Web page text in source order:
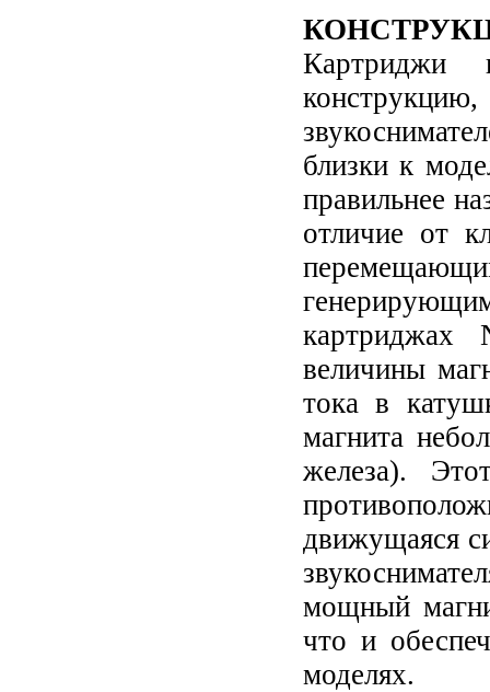
Картриджи
близки к
правильнее
отличие от
картриджах
величины
тока в
магнита
железа).
движущаяся
мощный
что и
моделях.